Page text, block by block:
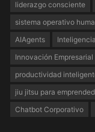
liderazgo consciente
sistema operativo
AIAgents
Innovación Empresarial
productividad
jiu jitsu para
Chatbot Corporativo